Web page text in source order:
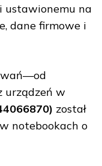
ustawionemu na
dane firmowe i
urządzeń w
został
notebookach o